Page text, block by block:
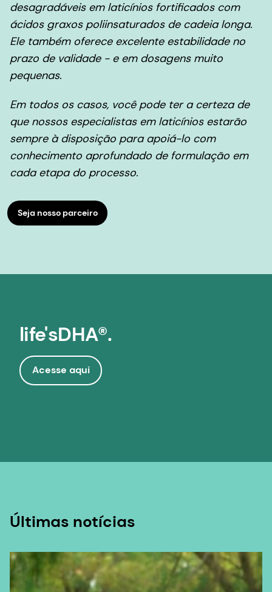
desagradáveis em laticínios fortificados com
ácidos graxos poliinsaturados de cadeia longa.
Ele também oferece excelente estabilidade no
prazo de validade - e em dosagens muito
pequenas.
Em todos os casos, você pode ter a certeza de
que nossos especialistas em laticínios estarão
sempre à disposição para apoiá-lo com
conhecimento aprofundado de formulação em
cada etapa do processo.
Seja nosso parceiro
life'sDHA®.
Acesse aqui
Últimas notícias